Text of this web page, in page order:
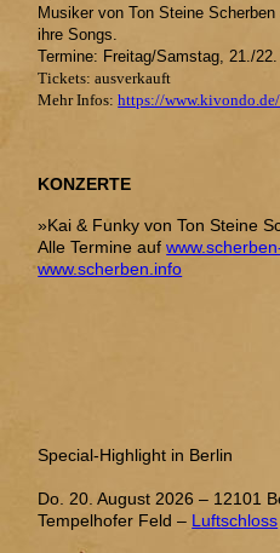
Musiker von Ton Steine
ihre Songs.
Termine: Freitag/Samstag, 21./
Tickets: ausverkauft
Mehr Infos:https://
KONZERTE
»Kai & Funky von Ton Steine
Alle Termine auf
www.scherben.info
Special-Highlight in Berlin
Do. 20. August 2026 – 12101
Tempelhofer Feld – Luftschloss